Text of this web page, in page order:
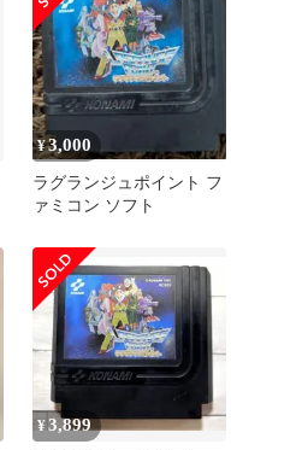
¥3,000
ラグランジュポイント フ
ァミコン ソフト
¥3,899